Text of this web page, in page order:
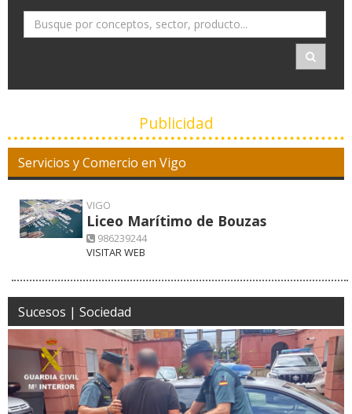
Publicidad
Servicios y Comercio en Vigo
VIGO
Liceo Marítimo de Bouzas
986239244
VISITAR WEB
Sucesos | Sociedad